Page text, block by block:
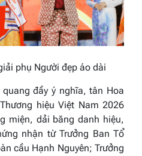
phụ Người đẹp áo dài
đầy ý nghĩa, tân Hoa
hiệu Việt Nam 2026
miện, dải băng danh hiệu,
nhận từTrưởng Ban Tổ
cầu Hạnh Nguyên; Trưởng